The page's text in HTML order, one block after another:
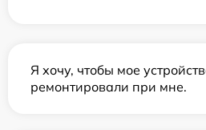
Я хочу, чтобы мое
ремонтировали при мне.